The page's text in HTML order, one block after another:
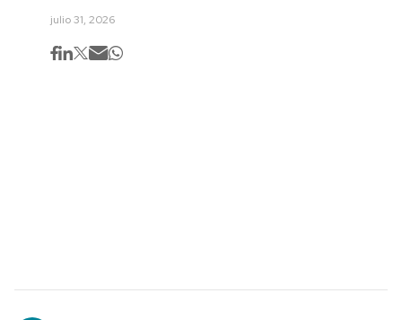
julio 31, 2026